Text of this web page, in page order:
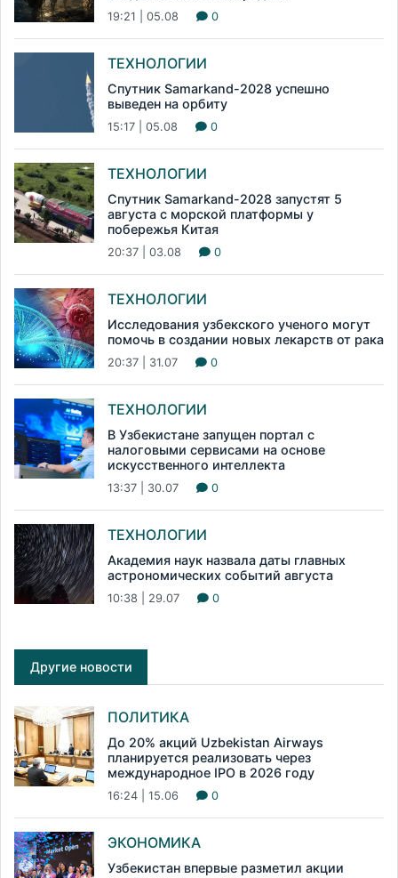
19:21 | 05.08 0
ТЕХНОЛОГИИ
Спутник Samarkand-2028 успешно
выведен на орбиту
15:17 | 05.08 0
ТЕХНОЛОГИИ
Спутник Samarkand-2028 запустят 5
августа с морской платформы у
побережья Китая
20:37 | 03.08 0
ТЕХНОЛОГИИ
Исследования узбекского ученого могут
помочь в создании новых лекарств от рака
20:37 | 31.07 0
ТЕХНОЛОГИИ
В Узбекистане запущен портал с
налоговыми сервисами на основе
искусственного интеллекта
13:37 | 30.07 0
ТЕХНОЛОГИИ
Академия наук назвала даты главных
астрономических событий августа
10:38 | 29.07 0
Другие новости
ПОЛИТИКА
До 20% акций Uzbekistan Airways
планируется реализовать через
международное IPO в 2026 году
16:24 | 15.06 0
ЭКОНОМИКА
Узбекистан впервые разметил акции